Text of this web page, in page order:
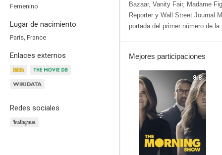
Femenino
Lugar de nacimiento
Paris, France
Enlaces externos
Redes sociales
Bazaar, Vanity Fair, Madame
Reporter y Wall Street Journal
portada del primer número de
Mejores participaciones
8.8